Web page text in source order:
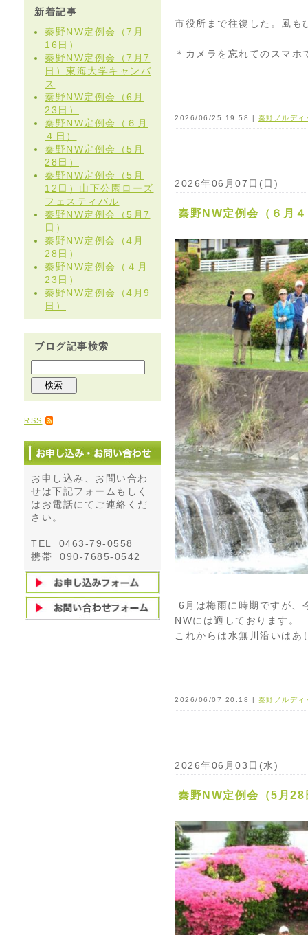
新着記事
秦野NW定例会（7月
16日）
秦野NW定例会（7月7
日）東海大学キャンバ
ス
秦野NW定例会（6月
23日）
秦野NW定例会（６月
４日）
秦野NW定例会（5月
28日）
秦野NW定例会（5月
12日）山下公園ローズ
フェスティバル
秦野NW定例会（5月7
日）
秦野NW定例会（4月
28日）
秦野NW定例会（４月
23日）
秦野NW定例会（4月9
日）
ブログ記事検索
RSS
お申し込み、お問い合わ
せは下記フォームもしく
はお電話にてご連絡くだ
さい。
TEL 0463-79-0558
携帯 090-7685-0542
市役所まで往復した。風も
＊カメラを忘れてのスマ
2026/06/25 19:58 | 秦野ノルディ
2026年06月07日(日)
秦野NW定例会（６月
6月は梅雨に時期ですが、
NWには適しております。
これからは水無川沿いはあ
2026/06/07 20:18 | 秦野ノルディ
2026年06月03日(水)
秦野NW定例会（5月28